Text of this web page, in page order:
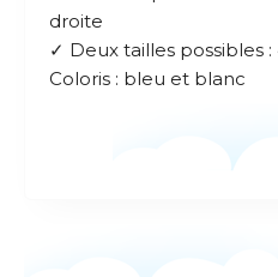
droite
✓ Deux tailles possibles
Coloris : bleu et blanc